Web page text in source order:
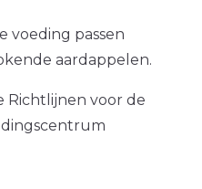
voeding passen
aardappelen.
Richtlijnen voor de